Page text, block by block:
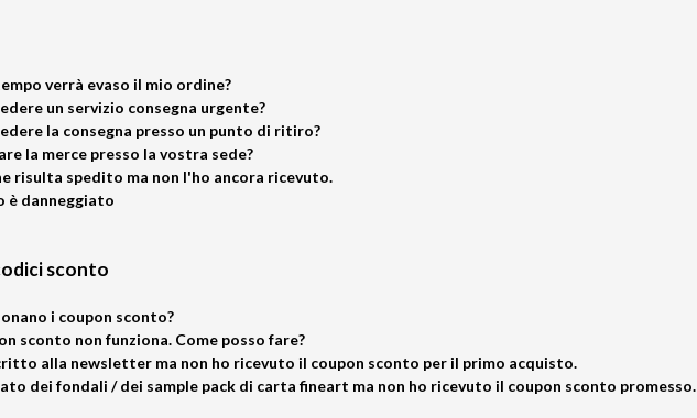
verrà evaso il mio ordine?
un servizio consegna urgente?
la consegna presso un punto di ritiro?
la merce presso la vostra sede?
risulta spedito ma non l'ho ancora ricevuto.
è danneggiato
sconto
i coupon sconto?
sconto non funziona. Come posso fare?
alla newsletter ma non ho ricevuto il coupon sconto per il primo acquisto.
dei fondali / dei sample pack di carta fineart ma non ho ricevuto il coupon sconto promesso.